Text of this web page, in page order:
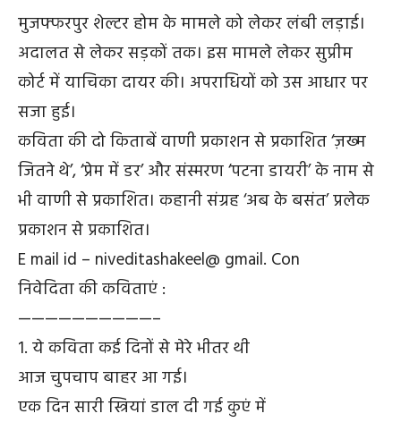
मुजफ्फरपुर शेल्टर होम के मामले को लेकर लंबी लड़ाई।
अदालत से लेकर सड़कों तक। इस मामले लेकर सुप्रीम
कोर्ट में याचिका दायर की। अपराधियों को उस आधार पर
सजा हुई।
कविता की दो किताबें वाणी प्रकाशन से प्रकाशित ‘ज़ख्म
जितने थे’, ‘प्रेम में डर’ और संस्मरण ‘पटना डायरी’ के नाम से
भी वाणी से प्रकाशित। कहानी संग्रह ‘अब के बसंत’ प्रलेक
प्रकाशन से प्रकाशित।
E mail id – niveditashakeel@ gmail. Con
निवेदिता की कविताएं :
——————————–
1. ये कविता कई दिनों से मेरे भीतर थी
आज चुपचाप बाहर आ गई।
एक दिन सारी स्त्रियां डाल दी गई कुएं में